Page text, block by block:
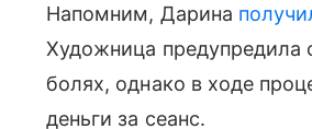
Напомним, Дарина
Художница предупредила
болях, однако в ходе
деньги за сеанс.